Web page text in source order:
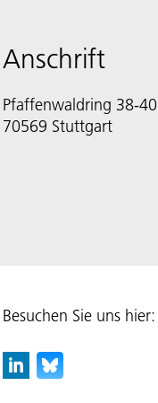
Anschrift
Pfaffenwaldring 38-40
70569 Stuttgart
Besuchen Sie uns hier: